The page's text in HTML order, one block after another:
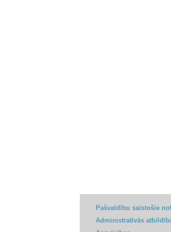
Pašvaldību saistošie
Administratīvās